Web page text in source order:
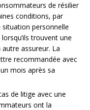
de résilier
conditions, par
personnelle
trouvent une
assureur. La
recommandée avec
mois après sa
de litige avec une
ont la